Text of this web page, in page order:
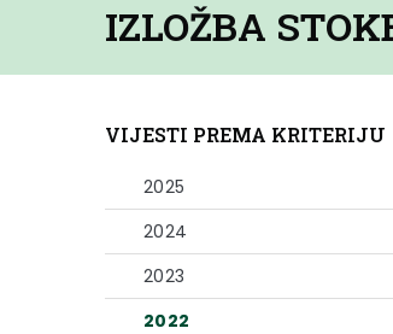
IZLOŽBA
VIJESTI PREMA KRITERIJU
2025
2024
2023
2022